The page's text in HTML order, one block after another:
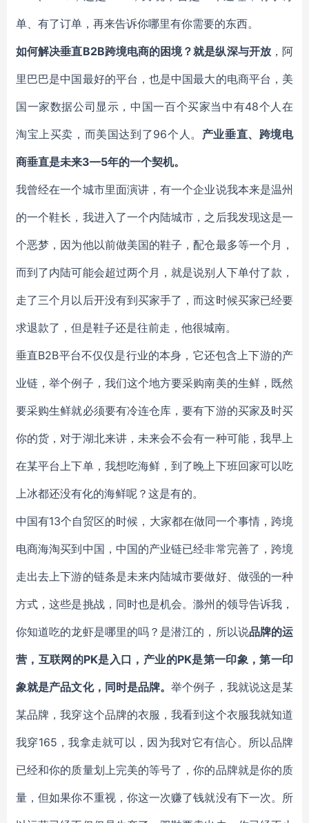
单、有了订单，再来告诉你哪里有你需要的东西。
如何解决垂直B2B跨境电商的困境？就是纵深与开放，阿
里巴巴是中国最好的平台，也是中国最大的电商平台，美
国一家数据公司显示，中国一百个买家当中有48个人在
淘宝上买卖，而美国达到了96个人。 产业垂直、跨境电
商垂直是未来3—5年的一个契机。
我曾经在一个城市里面演讲，有一个企业说我本来是温州
的一个鞋长，我进入了一个内陆城市，之后我发现这是一
个恶梦，因为他以前做美国的鞋子，配仓最多等一个月，
而到了内陆可能会超过两个月，就是说别人下单付了款，
走了三个月以后开没有到买家手了，而这时候买家已经要
求退款了，但是鞋子还是往前走，他很城南。
垂直B2B平台不仅仅是行业的本身，它还包含上下游的产
业链，举个例子，我们这个地方要采购南美的生鲜，既然
要采购生鲜就必须要有冷连仓库，要有下游的买家及时买
你的货，对于湖北来讲，未来会不会有一种可能，我早上
在某平台上下单，我想吃海鲜，到了晚上下班回家可以吃
上冰都还没有化的海鲜呢？这是有的。
中国有13个自贸区的时候，大家都在做同一个事情，跨境
电商海淘买到中国，中国的产业链已经非常完善了，跨境
走出去上下游的链条是未来内陆城市要做好、做强的一种
方式，这些是挑战，同时也是机会。滁州的领导告诉我，
你知道吃的龙虾是哪里的吗？是潜江的，所以说品牌的运
营，互联网的PK是入口，产业的PK是第一印象，第一印
象就是产品文化，同时是品牌。举个例子，我就说这是某
某品牌，我穿这个品牌的衣服，我看到这个衣服我就知道
我穿165，我拿走就可以，因为我对它有信心。所以品牌
已经和你的质量划上完美的等号了，你的品牌就是你的质
量，但如果你不重视，你这一次赚了钱就没有下一次。所